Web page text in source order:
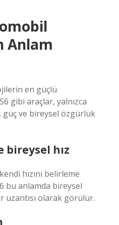
Anlam
en güçlü
gibi araçlar, yalnızca
güç ve bireysel özgürlük
bireysel hız
hızını belirleme
bu anlamda bireysel
olarak görülür.